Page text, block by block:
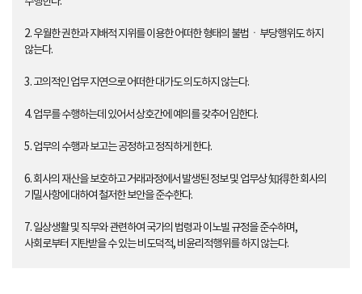
2. 우월한 권한과 지배적 지위를 이용한 어떠한 형태의 불법ㆍ부당행위도 하지
않는다.
3. 고의적인 업무 지연으로 어떠한 대가도 의도하지 않는다.
4. 업무를 수행하는데 있어서 상호간에 예의를 갖추어 임한다.
5. 업무의 수행과 보고는 공정하고 정직하게 한다.
6. 회사의 재산을 보호하고 거래과정에서 발생된 정보 및 업무상 知得한 회사의
기밀사항에 대하여 철저한 보안을 준수한다.
7. 일상생활 및 직무와 관련하여 국가의 법령과 이노빌 규정을 준수하며,
사회로부터 지탄받을 수 있는 비도덕적, 비윤리적행위를 하지 않는다.